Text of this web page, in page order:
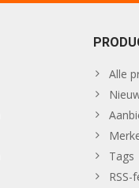
Alle
Tags
RSS-